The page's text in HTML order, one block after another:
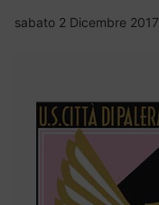
sabato 2 Dicembre 2017